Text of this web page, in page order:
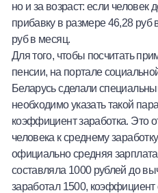
но и за возраст: если человек
прибавку в размере 46,28 руб
руб в месяц.
Для того, чтобы посчитать
пенсии, на портале
Беларусь сделали
необходимо указать такой
коэффициент заработка. Это
человека к среднему
официально средняя
составляла 1000 рублей до
заработал 1500, коэффициент